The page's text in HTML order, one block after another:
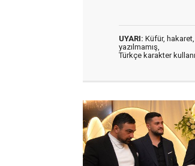
UYARI: Küfür,
yazılmamış,
Türkçe karakter